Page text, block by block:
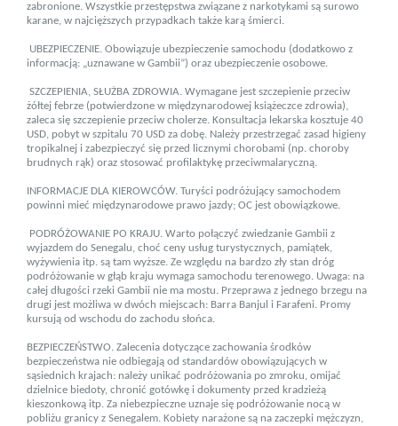
zabronione. Wszystkie przestępstwa związane z narkotykami są surowo
karane, w najcięższych przypadkach także karą śmierci.
UBEZPIECZENIE. Obowiązuje ubezpieczenie samochodu (dodatkowo z
informacją: „uznawane w Gambii”) oraz ubezpieczenie osobowe.
SZCZEPIENIA, SŁUŻBA ZDROWIA. Wymagane jest szczepienie przeciw
żółtej febrze (potwierdzone w międzynarodowej książeczce zdrowia),
zaleca się szczepienie przeciw cholerze. Konsultacja lekarska kosztuje 40
USD, pobyt w szpitalu 70 USD za dobę. Należy przestrzegać zasad higieny
tropikalnej i zabezpieczyć się przed licznymi chorobami (np. choroby
brudnych rąk) oraz stosować profilaktykę przeciwmalaryczną.
INFORMACJE DLA KIEROWCÓW. Turyści podróżujący samochodem
powinni mieć międzynarodowe prawo jazdy; OC jest obowiązkowe.
PODRÓŻOWANIE PO KRAJU. Warto połączyć zwiedzanie Gambii z
wyjazdem do Senegalu, choć ceny usług turystycznych, pamiątek,
wyżywienia itp. są tam wyższe. Ze względu na bardzo zły stan dróg
podróżowanie w głąb kraju wymaga samochodu terenowego. Uwaga: na
całej długości rzeki Gambii nie ma mostu. Przeprawa z jednego brzegu na
drugi jest możliwa w dwóch miejscach: Barra Banjul i Farafeni. Promy
kursują od wschodu do zachodu słońca.
BEZPIECZEŃSTWO. Zalecenia dotyczące zachowania środków
bezpieczeństwa nie odbiegają od standardów obowiązujących w
sąsiednich krajach: należy unikać podróżowania po zmroku, omijać
dzielnice biedoty, chronić gotówkę i dokumenty przed kradzieżą
kieszonkową itp. Za niebezpieczne uznaje się podróżowanie nocą w
pobliżu granicy z Senegalem. Kobiety narażone są na zaczepki mężczyzn,